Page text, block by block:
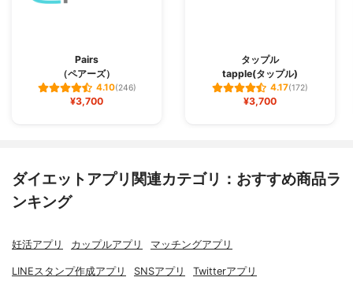
Pairs
（ペアーズ）
4.10(246)
¥3,700
タップル
tapple(タップル)
4.17(172)
¥3,700
ダイエットアプリ関連カテゴリ：おすすめ商品ラ
ンキング
妊活アプリ カップルアプリ マッチングアプリ
LINEスタンプ作成アプリ SNSアプリ Twitterアプリ